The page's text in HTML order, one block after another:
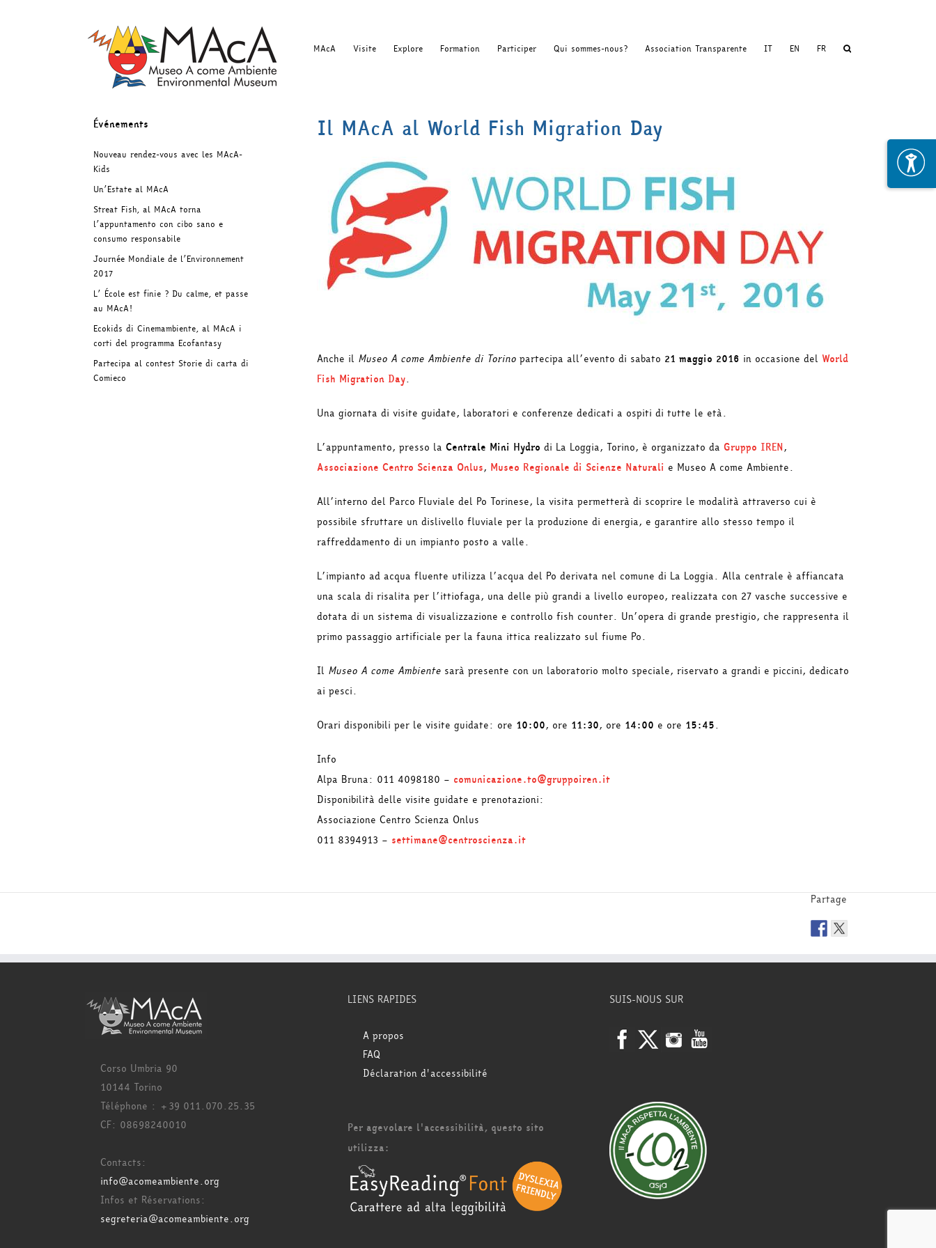
MAcA Visite Explore Formation Participer Qui sommes-nous? Association Transparente IT EN FR
Il MAcA al World Fish Migration Day
Anche il Museo A come Ambiente di Torino partecipa all’evento di sabato 21 maggio 2016 in occasione del World
Fish Migration Day.
Una giornata di visite guidate, laboratori e conferenze dedicati a ospiti di tutte le età.
L’appuntamento, presso la Centrale Mini Hydro di La Loggia, Torino, è organizzato da Gruppo IREN,
Associazione Centro Scienza Onlus, Museo Regionale di Scienze Naturali e Museo A come Ambiente.
All’interno del Parco Fluviale del Po Torinese, la visita permetterà di scoprire le modalità attraverso cui è
possibile sfruttare un dislivello fluviale per la produzione di energia, e garantire allo stesso tempo il
raffreddamento di un impianto posto a valle.
L’impianto ad acqua fluente utilizza l’acqua del Po derivata nel comune di La Loggia. Alla centrale è affiancata
una scala di risalita per l’ittiofaga, una delle più grandi a livello europeo, realizzata con 27 vasche successive e
dotata di un sistema di visualizzazione e controllo fish counter. Un’opera di grande prestigio, che rappresenta il
primo passaggio artificiale per la fauna ittica realizzato sul fiume Po.
Il Museo A come Ambiente sarà presente con un laboratorio molto speciale, riservato a grandi e piccini, dedicato
ai pesci.
Orari disponibili per le visite guidate: ore 10:00, ore 11:30, ore 14:00 e ore 15:45.
Info
Alpa Bruna: 011 4098180 – comunicazione.to@gruppoiren.it
Disponibilità delle visite guidate e prenotazioni:
Associazione Centro Scienza Onlus
011 8394913 – settimane@centroscienza.it
Événements
Nouveau rendez-vous avec les MAcA-
Kids
Un’Estate al MAcA
Streat Fish, al MAcA torna
l’appuntamento con cibo sano e
consumo responsabile
Journée Mondiale de l’Environnement
2017
L’ École est finie ? Du calme, et passe
au MAcA!
Ecokids di Cinemambiente, al MAcA i
corti del programma Ecofantasy
Partecipa al contest Storie di carta di
Comieco
Partage
Corso Umbria 90
10144 Torino
Téléphone : +39 011.070.25.35
CF: 08698240010
Contacts:
info@acomeambiente.org
Infos et Réservations:
segreteria@acomeambiente.org
LIENS RAPIDES
A propos
FAQ
Déclaration d'accessibilité
Per agevolare l'accessibilità, questo sito
utilizza:
SUIS-NOUS SUR